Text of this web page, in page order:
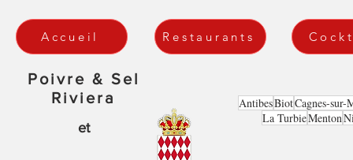
Accueil Restaurants
Poivre & Sel
Riviera
et
AntibesBiotCagnes-sur-
La TurbieMenton